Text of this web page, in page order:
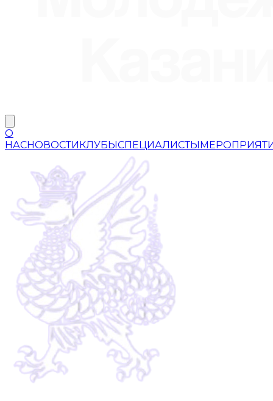
О
НАСНОВОСТИКЛУБЫСПЕЦИАЛИСТЫ